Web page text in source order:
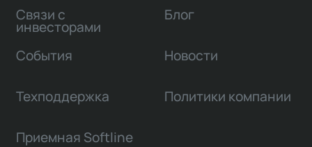
Связи с
инвесторами
Блог
События Новости
Техподдержка Политики компании
Приемная Softline